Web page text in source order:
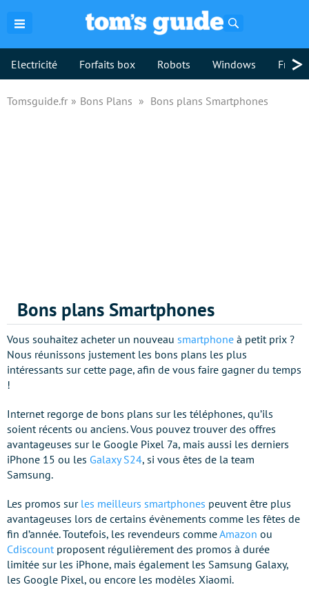
Electricité Forfaits box Robots Windows >
Tomsguide.fr Bons Plans Bons plans Smartphones
Bons plans Smartphones
Vous souhaitez acheter un nouveau smartphone à petit prix ?
Nous réunissons justement les bons plans les plus
intéressants sur cette page, afin de vous faire gagner du temps
!
Internet regorge de bons plans sur les téléphones, qu’ils
soient récents ou anciens. Vous pouvez trouver des offres
avantageuses sur le Google Pixel 7a, mais aussi les derniers
iPhone 15 ou les Galaxy S24, si vous êtes de la team
Samsung.
Les promos sur les meilleurs smartphones peuvent être plus
avantageuses lors de certains évènements comme les fêtes de
fin d’année. Toutefois, les revendeurs commeAmazon ou
Cdiscountproposent régulièrement des promos à durée
limitée sur les iPhone, mais également les Samsung Galaxy,
les Google Pixel, ou encore les modèles Xiaomi.